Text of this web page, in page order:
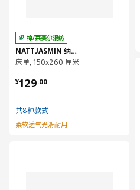
棉/莱赛尔混纺
NATTJASMIN 纳斯敏
床单, 150x260 厘米
¥129.00
¥ 129.00
共8种款式
柔软透气光滑耐用